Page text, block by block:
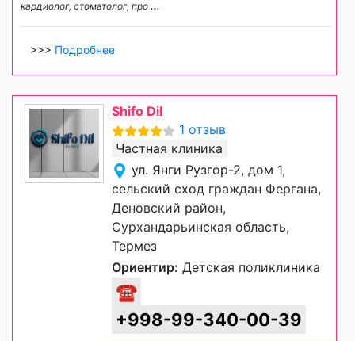
кардиолог, стоматолог, про ...
>>> Подробнее
Shifo Dil
1 отзыв
Частная клиника
ул. Янги Рузгор-2, дом 1,
сельский сход граждан Фергана,
Деновский район,
Сурхандарьинская область,
Термез
Ориентир: Детская поликлиника
☎
+998-99-340-00-39